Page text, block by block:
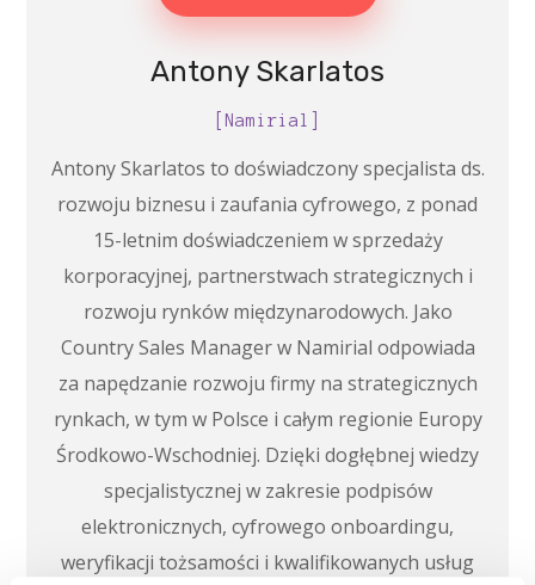
Antony Skarlatos
[Namirial]
Antony Skarlatos to doświadczony specjalista ds.
rozwoju biznesu i zaufania cyfrowego, z ponad
15-letnim doświadczeniem w sprzedaży
korporacyjnej, partnerstwach strategicznych i
rozwoju rynków międzynarodowych. Jako
Country Sales Manager w Namirial odpowiada
za napędzanie rozwoju firmy na strategicznych
rynkach, w tym w Polsce i całym regionie Europy
Środkowo-Wschodniej. Dzięki dogłębnej wiedzy
specjalistycznej w zakresie podpisów
elektronicznych, cyfrowego onboardingu,
weryfikacji tożsamości i kwalifikowanych usług